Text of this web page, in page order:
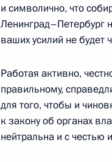
Телемост с
и космодромом
11 апреля 2016
Посещение
и символично, что
Ленинград–Петербург
ваших усилий не будет
Работая активно,
правильному,
для того, чтобы и
к закону об органах
нейтральна и с честью